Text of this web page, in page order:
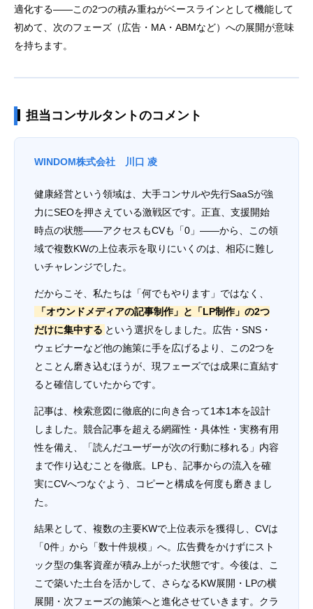
適化する——この2つの積み重ねがベースラインとして機能して
初めて、次のフェーズ（広告・MA・ABMなど）への展開が意味
を持ちます。
担当コンサルタントのコメント
WINDOM株式会社 川口 凌
健康経営という領域は、大手コンサルや先行SaaSが強
力にSEOを押さえている激戦区です。正直、支援開始
時点の状態——アクセスもCVも「0」——から、この領
域で複数KWの上位表示を取りにいくのは、相応に難し
いチャレンジでした。
だからこそ、私たちは「何でもやります」ではなく、
「オウンドメディアの記事制作」と「LP制作」の2つ
だけに集中する という選択をしました。広告・SNS・
ウェビナーなど他の施策に手を広げるより、この2つを
とことん磨き込むほうが、現フェーズでは成果に直結す
ると確信していたからです。
記事は、検索意図に徹底的に向き合って1本1本を設計
しました。競合記事を超える網羅性・具体性・実務有用
性を備え、「読んだユーザーが次の行動に移れる」内容
まで作り込むことを徹底。LPも、記事からの流入を確
実にCVへつなぐよう、コピーと構成を何度も磨きまし
た。
結果として、複数の主要KWで上位表示を獲得し、CVは
「0件」から「数十件規模」へ。広告費をかけずにスト
ック型の集客資産が積み上がった状態です。今後は、こ
こで築いた土台を活かして、さらなるKW展開・LPの横
展開・次フェーズの施策へと進化させていきます。クラ